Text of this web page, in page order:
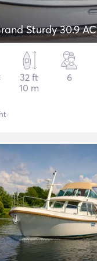
Sturdy 30.9 AC
32 ft
10 m
6